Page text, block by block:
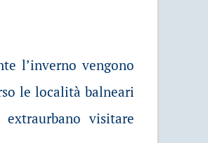
l’inverno vengono
le località balneari
visitare